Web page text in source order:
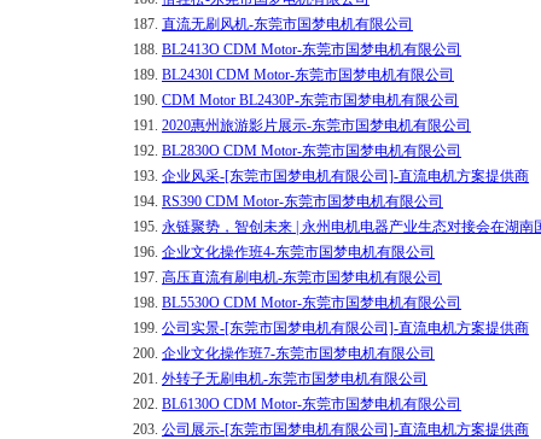
187. 直流无刷风机-东莞市国梦电机有限公司
188. BL2413O CDM Motor-东莞市国梦电机有限公司
189. BL2430l CDM Motor-东莞市国梦电机有限公司
190. CDM Motor BL2430P-东莞市国梦电机有限公司
191. 2020惠州旅游影片展示-东莞市国梦电机有限公司
192. BL2830O CDM Motor-东莞市国梦电机有限公司
193. 企业风采-[东莞市国梦电机有限公司]-直流电机方案提供商
194. RS390 CDM Motor-东莞市国梦电机有限公司
195. 永链聚势，智创未来 | 永州电机电器产业生态对接会在湖
196. 企业文化操作班4-东莞市国梦电机有限公司
197. 高压直流有刷电机-东莞市国梦电机有限公司
198. BL5530O CDM Motor-东莞市国梦电机有限公司
199. 公司实景-[东莞市国梦电机有限公司]-直流电机方案提供商
200. 企业文化操作班7-东莞市国梦电机有限公司
201. 外转子无刷电机-东莞市国梦电机有限公司
202. BL6130O CDM Motor-东莞市国梦电机有限公司
203. 公司展示-[东莞市国梦电机有限公司]-直流电机方案提供商